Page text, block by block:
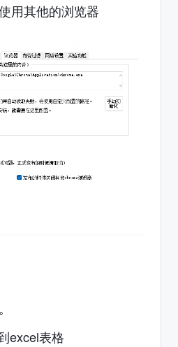
用其他的浏览器
excel表格